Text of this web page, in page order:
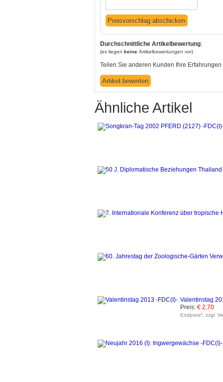
Durchschnittliche Artikelbewertung:
(es liegen keine Artikelbewertungen vor)
Teilen Sie anderen Kunden Ihre Erfahrungen
Ähnliche Artikel
Valentinstag
Preis: € 2,70
Endpreis*, zzgl.